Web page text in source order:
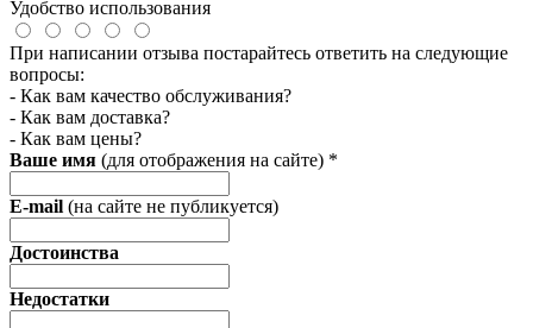
Удобство использования
При написании отзыва постарайтесь ответить на следующие
вопросы:
- Как вам качество обслуживания?
- Как вам доставка?
- Как вам цены?
Ваше имя (для отображения на сайте) *
E-mail (на сайте не публикуется)
Достоинства
Недостатки